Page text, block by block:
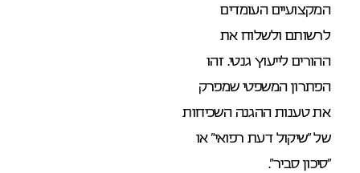
המקצועיים העומדים
לרשותם ולשלוח את
ההורים לייעוץ גנטי. זהו
הפתרון המשפטי שמפרק
את טענות ההגנה השכיחות
של “שיקול דעת רפואי” או
“סיכון סביר”.